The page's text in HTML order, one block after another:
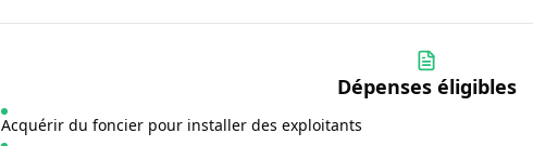
Dépenses éligibles
Acquérir du foncier pour installer des exploitants